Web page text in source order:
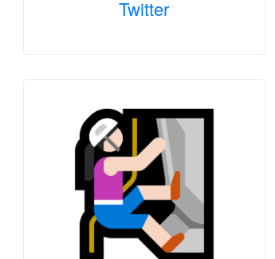
Twitter